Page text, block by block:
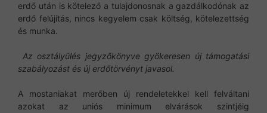
erdő után is kötelező a tulajdonosnak a gazdálkodónak az
erdő felújítás, nincs kegyelem csak költség, kötelezettség
és munka.
Az osztályülés jegyzőkönyve gyökeresen új támogatási
szabályozást és új erdőtörvényt javasol.
A mostaniakat merőben új rendeletekkel kell felváltani
azokat az uniós minimum elvárások szintjéig